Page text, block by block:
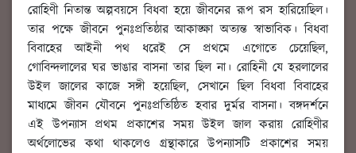
রোহিণী নিতান্ত অল্পবয়সে বিধবা হয়ে জীবনের রূপ রস হারিয়েছিল।
তার পক্ষে জীবনে পুনঃপ্রতিষ্ঠার আকাঙ্ক্ষা অত্যন্ত স্বাভাবিক। বিধবা
বিবাহের আইনী পথ ধরেই সে প্রথমে এগোতে চেয়েছিল,
গোবিন্দলালের ঘর ভাঙার বাসনা তার ছিল না। রোহিনী যে হরলালের
উইল জালের কাজে সঙ্গী হয়েছিল, সেখানে ছিল বিধবা বিবাহের
মাধ্যমে জীবন যৌবনে পুনঃপ্রতিষ্ঠিত হবার দুর্মর বাসনা। বঙ্গদর্শনে
এই উপন্যাস প্রথম প্রকাশের সময় উইল জাল করায় রোহিণীর
অর্থলোভের কথা থাকলেও গ্রন্থাকারে উপন্যাসটি প্রকাশের সময়